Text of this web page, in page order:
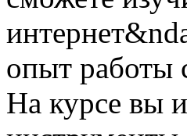
опыт работы
На курсе вы